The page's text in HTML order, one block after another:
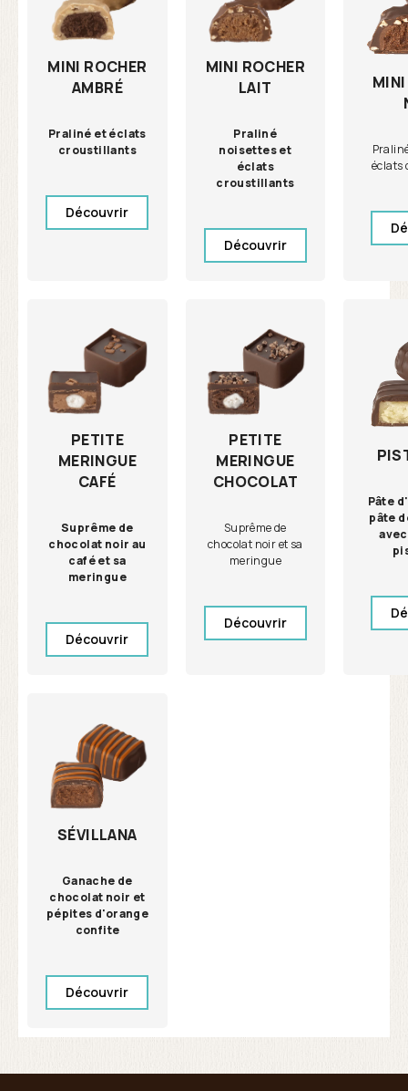
MINI ROCHER
AMBRÉ
Praliné et éclats
croustillants
Découvrir
MINI ROCHER
LAIT
Praliné
noisettes et
éclats
croustillants
Découvrir
éclats
PETITE
MERINGUE
CAFÉ
Suprême de
chocolat noir au
café et sa
meringue
Découvrir
PETITE
MERINGUE
CHOCOLAT
Suprême de
chocolat noir et sa
meringue
Découvrir
Pâte
pâte
SÉVILLANA
Ganache de
chocolat noir et
pépites d'orange
confite
Découvrir